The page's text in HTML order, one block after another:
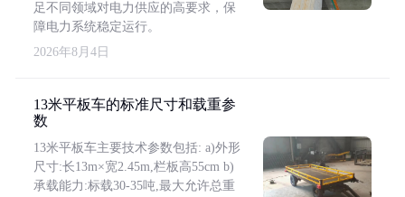
足不同领域对电力供应的高要求，保
障电力系统稳定运行。
2026年8月4日
13米平板车的标准尺寸和载重参
数
13米平板车主要技术参数包括: a)外形
尺寸:长13m×宽2.45m,栏板高55cm b)
承载能力:标载30-35吨,最大允许总重